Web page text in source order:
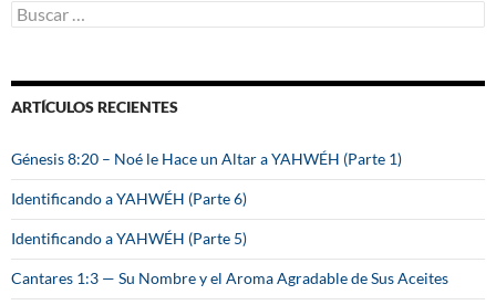
B
u
a
r
ARTÍCULOS RECIENTES
Génesis 8:20 – Noé le Hace un Altar a YAHWÉH (Parte 1)
Identificando a YAHWÉH (Parte 6)
Identificando a YAHWÉH (Parte 5)
Cantares 1:3 — Su Nombre y el Aroma Agradable de Sus Aceites